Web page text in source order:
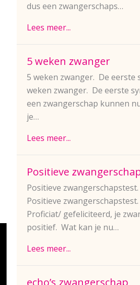
dus een zwangerschaps…
Lees meer...
5 weken zwanger
5 weken zwanger. De eerste
weken zwanger. De eerste
een zwangerschap kunnen
je…
Lees meer...
Positieve
Positieve
Positieve
Proficiat/ gefeliciteerd, je
positief. Wat kan je nu…
Lees meer...
echo’s zwangerschap